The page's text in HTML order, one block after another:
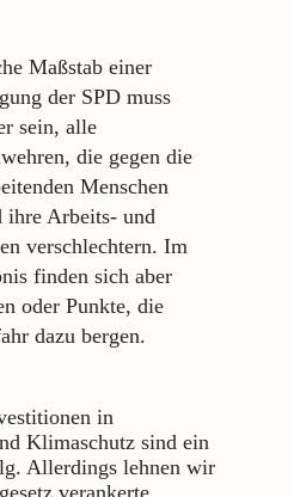
Maßstab einer
der SPD muss
sein, alle
die gegen die
Menschen
ihre Arbeits- und
verschlechtern. Im
finden sich aber
oder Punkte, die
dazu bergen.
in
Klimaschutz sind ein
Allerdings lehnen wir
verankerte